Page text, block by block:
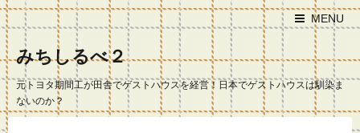
MENU
みちしるべ２
元トヨタ期間工が田舎でゲストハウスを経営！日本でゲストハウスは馴染ま
ないのか？